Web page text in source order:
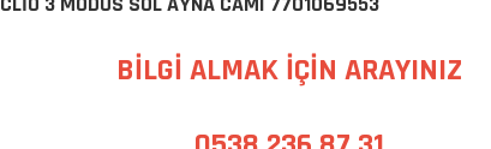
BİLGİ ALMAK İÇİN ARAYINIZ